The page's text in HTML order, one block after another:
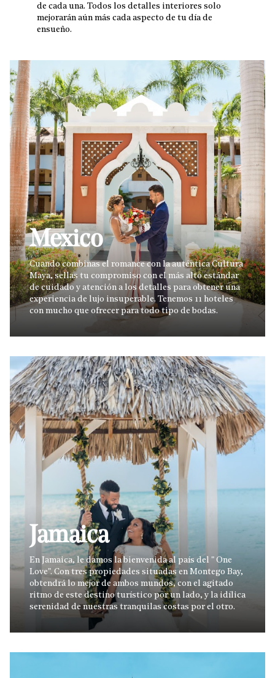
de cada una. Todos los detalles interiores solo
mejorarán aún más cada aspecto de tu día de
ensueño.
Mexico
Cuando combinas el romance con la auténtica Cultura
Maya, sellas tu compromiso con el más alto estándar
de cuidado y atención a los detalles para obtener una
experiencia de lujo insuperable. Tenemos 11 hoteles
con mucho que ofrecer para todo tipo de bodas.
Jamaica
En Jamaica, le damos la bienvenida al país del " One
Love". Con tres propiedades situadas en Montego Bay,
obtendrá lo mejor de ambos mundos, con el agitado
ritmo de este destino turístico por un lado, y la idílica
serenidad de nuestras tranquilas costas por el otro.